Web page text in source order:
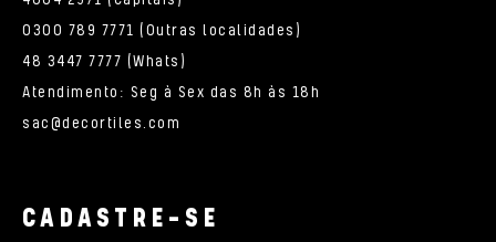
0300 789 7771 (Outras localidades)
48 3447 7777 (Whats)
Atendimento: Seg à Sex das 8h às 18h
sac@decortiles.com
CADASTRE-SE